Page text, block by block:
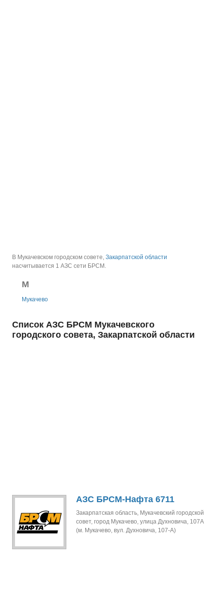
В Мукачевском городском совете, Закарпатской области
насчитывается 1 АЗС сети БРСМ.
М
Мукачево
Список АЗС БРСМ Мукачевского
городского совета, Закарпатской области
АЗС БРСМ-Нафта 6711
Закарпатская область, Мукачевский городской
совет, город Мукачево, улица Духновича, 107А
(м. Мукачево, вул. Духновича, 107-А)